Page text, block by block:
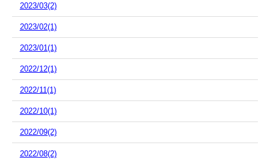
2023/03(2)
2023/02(1)
2023/01(1)
2022/12(1)
2022/11(1)
2022/10(1)
2022/09(2)
2022/08(2)